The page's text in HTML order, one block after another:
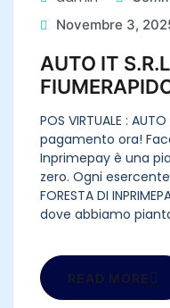
Novembre 3,
AUTO IT
POS VIRTUALE :
pagamento ora!
Inprimepay è una
zero. Ogni
FORESTA DI
dove abbiamo
READ MORE